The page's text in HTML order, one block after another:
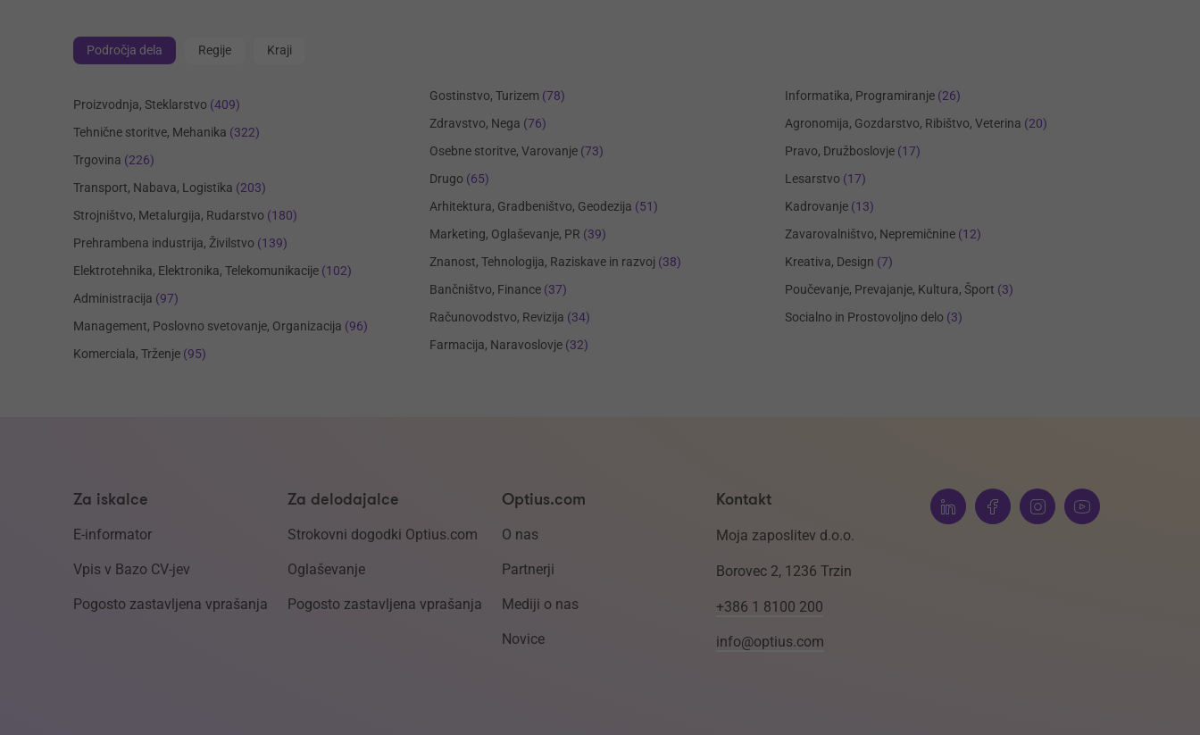
Področja dela Regije Kraji
Proizvodnja, Steklarstvo (409)
Tehnične storitve, Mehanika (322)
Trgovina (226)
Transport, Nabava, Logistika (203)
Strojništvo, Metalurgija, Rudarstvo (180)
Prehrambena industrija, Živilstvo (139)
Elektrotehnika, Elektronika, Telekomunikacije (102)
Administracija (97)
Management, Poslovno svetovanje, Organizacija (96)
Komerciala, Trženje (95)
Gostinstvo, Turizem (78)
Zdravstvo, Nega (76)
Osebne storitve, Varovanje (73)
Drugo (65)
Arhitektura, Gradbeništvo, Geodezija (51)
Marketing, Oglaševanje, PR (39)
Znanost, Tehnologija, Raziskave in razvoj (38)
Bančništvo, Finance (37)
Računovodstvo, Revizija (34)
Farmacija, Naravoslovje (32)
Informatika, Programiranje (26)
Agronomija, Gozdarstvo, Ribištvo, Veterina (20)
Pravo, Družboslovje (17)
Lesarstvo (17)
Kadrovanje (13)
Zavarovalništvo, Nepremičnine (12)
Kreativa, Design (7)
Poučevanje, Prevajanje, Kultura, Šport (3)
Socialno in Prostovoljno delo (3)
Za iskalce
E-informator
Vpis v Bazo CV-jev
Pogosto zastavljena vprašanja
Za delodajalce
Strokovni dogodki Optius.com
Oglaševanje
Pogosto zastavljena vprašanja
Optius.com
O nas
Partnerji
Mediji o nas
Novice
Kontakt
Moja zaposlitev d.o.o.
Borovec 2, 1236 Trzin
+386 1 8100 200
info@optius.com